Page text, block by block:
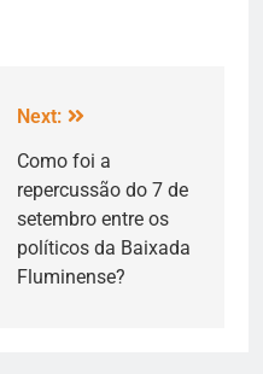
Next:
Como foi a
repercussão do 7 de
setembro entre os
políticos da Baixada
Fluminense?